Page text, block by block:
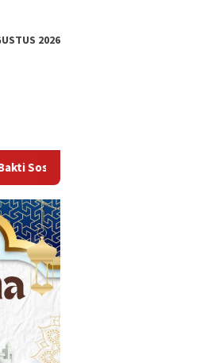
2026
Memperingati HUT ke-81